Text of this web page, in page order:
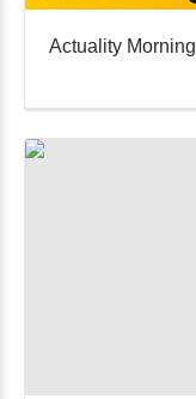
Actuality Morning